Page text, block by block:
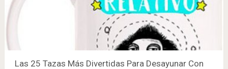
Las 25 Tazas Más Divertidas Para Desayunar Con